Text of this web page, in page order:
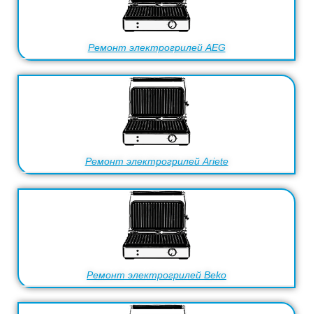
Ремонт электрогрилей AEG
Ремонт электрогрилей Ariete
Ремонт электрогрилей Beko